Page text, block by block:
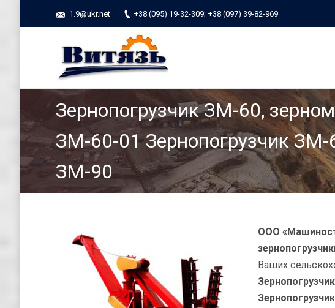
1.9@ukr.net +38 (095) 19-32-309; +38 (097) 39-82-969
Зернопогрузчик ЗМ-60,
ЗМ-60-01 Зернопогрузчик
ЗМ-90
ООО
Ваших